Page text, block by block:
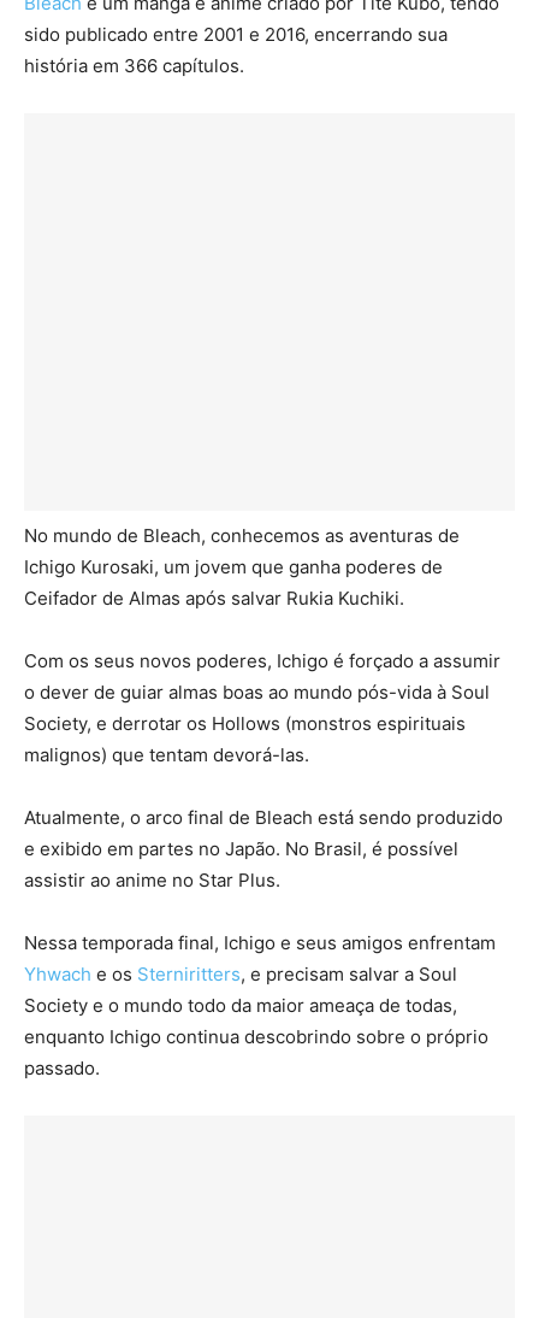
sido publicado entre 2001 e 2016, encerrando sua
história em 366 capítulos.
No mundo de Bleach, conhecemos as aventuras de
Ichigo Kurosaki, um jovem que ganha poderes de
Ceifador de Almas após salvar Rukia Kuchiki.
Com os seus novos poderes, Ichigo é forçado a assumir
o dever de guiar almas boas ao mundo pós-vida à Soul
Society, e derrotar os Hollows (monstros espirituais
malignos) que tentam devorá-las.
Atualmente, o arco final de Bleach está sendo produzido
e exibido em partes no Japão. No Brasil, é possível
assistir ao anime no Star Plus.
Nessa temporada final, Ichigo e seus amigos enfrentam
Yhwach e os Sterniritters, e precisam salvar a Soul
Society e o mundo todo da maior ameaça de todas,
enquanto Ichigo continua descobrindo sobre o próprio
passado.